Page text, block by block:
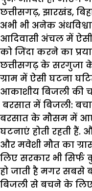
छत्तीसगढ़, झारखंड,
अभी भी अनेक
आदिवासी अंचल में ऐसी
को जिंदा करने का
छत्तीसगढ़ के सरगुजा
ग्राम में ऐसी घटना
आकाशीय बिजली की
बरसात में बिजली:
बरसात के मौसम में
घटनाएं होती रहती
और मवेशी मौत का
लिए सरकार भी
हो जाती है मगर
बिजली से बचने के लिए